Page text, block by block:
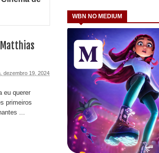
WBN NO MEDIUM
dezembro 19, 2024
eu querer
primeiros
...